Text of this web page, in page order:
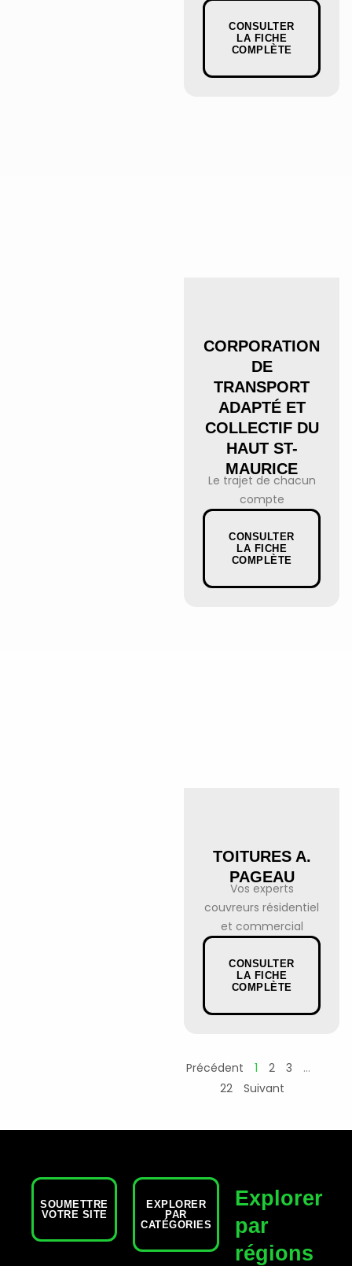
CONSULTER
LA FICHE
COMPLÈTE
CORPORATION
DE
TRANSPORT
ADAPTÉ ET
COLLECTIF DU
HAUT ST-
MAURICE
Le trajet de chacun
compte
CONSULTER
LA FICHE
COMPLÈTE
TOITURES A.
PAGEAU
Vos experts
couvreurs résidentiel
et commercial
CONSULTER
LA FICHE
COMPLÈTE
Précédent 1 2 3
…
22
Suivant
SOUMETTRE
VOTRE SITE
EXPLORER
PAR
CATÉGORIES
Explorer
par
régions